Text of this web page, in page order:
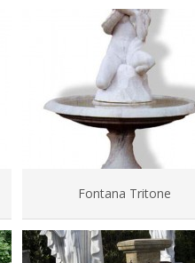
Fontana Tritone